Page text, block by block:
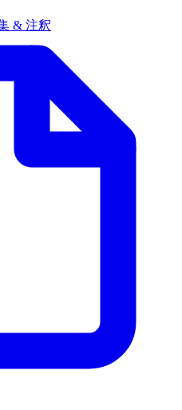
& 注釈